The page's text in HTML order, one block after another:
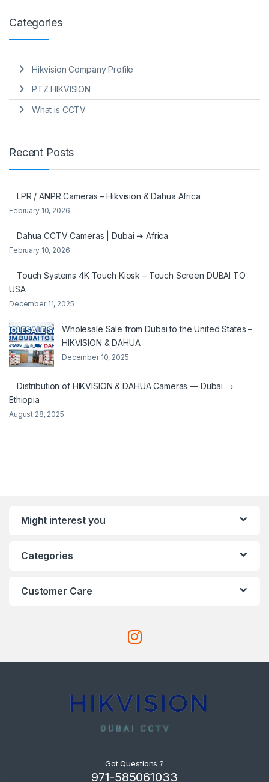
Categories
Hikvision Company Profile
PTZ HIKVISION
What is CCTV
Recent Posts
LPR / ANPR Cameras – Hikvision & Dahua Africa
February 10, 2026
Dahua CCTV Cameras | Dubai ➜ Africa
February 10, 2026
Touch Systems 4K Touch Kiosk – Touch Screen DUBAI TO
USA
December 11, 2025
Wholesale Sale from Dubai to the United States –
HIKVISION & DAHUA
December 10, 2025
Distribution of HIKVISION & DAHUA Cameras — Dubai →
Ethiopia
August 28, 2025
Might interest you
Categories
Customer Care
Got Questions ?
971-585061033